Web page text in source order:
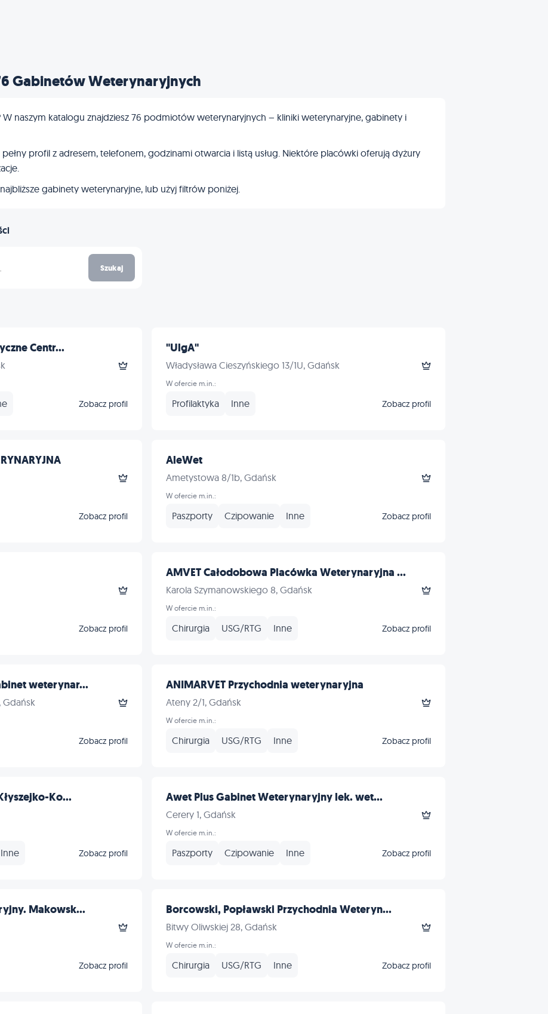
Gabinetów Weterynaryjnych
W naszym katalogu znajdziesz 76 podmiotów weterynaryjnych – kliniki weterynaryjne, gabinety i
profil z adresem, telefonem, godzinami otwarcia i listą usług. Niektóre placówki oferują dyżury
gabinety weterynaryjne, lub użyj filtrów poniżej.
Szukaj
Centr...
Zobacz profil
"UlgA"
Władysława Cieszyńskiego 13/1U, Gdańsk
W ofercie m.in.:
Profilaktyka Inne Zobacz profil
Zobacz profil
AleWet
Ametystowa 8/1b, Gdańsk
W ofercie m.in.:
Paszporty Czipowanie Inne Zobacz profil
Zobacz profil
AMVET Całodobowa Placówka Weterynaryjna ...
Karola Szymanowskiego 8, Gdańsk
W ofercie m.in.:
Chirurgia USG/RTG Inne Zobacz profil
weterynar...
Gdańsk
Zobacz profil
ANIMARVET Przychodnia weterynaryjna
Ateny 2/1, Gdańsk
W ofercie m.in.:
Chirurgia USG/RTG Inne Zobacz profil
Ko...
Inne Zobacz profil
Awet Plus Gabinet Weterynaryjny lek. wet...
Cerery 1, Gdańsk
W ofercie m.in.:
Paszporty Czipowanie Inne Zobacz profil
Makowsk...
Zobacz profil
Borcowski, Popławski Przychodnia Weteryn...
Bitwy Oliwskiej 28, Gdańsk
W ofercie m.in.:
Chirurgia USG/RTG Inne Zobacz profil